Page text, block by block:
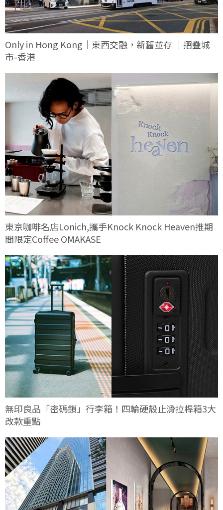
Only in Hong Kong｜東西交融，新舊並存 ｜摺疊城
市-香港
東京咖啡名店Lonich,攜手Knock Knock Heaven推期
間限定Coffee OMAKASE
無印良品「密碼鎖」行李箱！四輪硬殼止滑拉桿箱3大
改款重點